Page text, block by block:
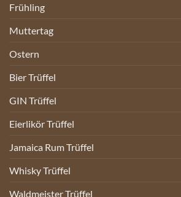
Frühling
Muttertag
Ostern
Bier Trüffel
GIN Trüffel
Eierlikör Trüffel
Jamaica Rum Trüffel
Whisky Trüffel
Waldmeister Trüffel